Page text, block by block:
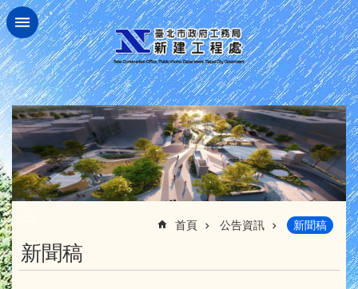
跳到主要內容區塊
首頁 公告資訊 新聞稿
新聞稿